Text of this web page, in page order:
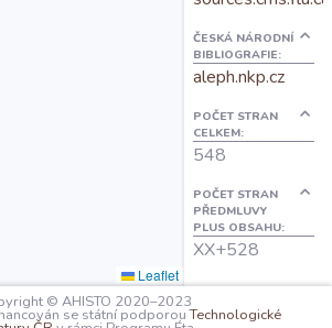
Leaflet
ČESKÁ NÁRODNÍ
BIBLIOGRAFIE:
aleph.nkp.cz
POČET STRAN
CELKEM:
548
POČET STRAN
PŘEDMLUVY
PLUS OBSAHU:
XX+528
OBSAH:
Ia: Titel
© AHISTO 2020–2023
se státní podporouTechnologické